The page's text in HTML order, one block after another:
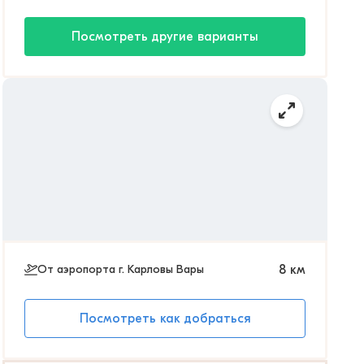
Посмотреть другие варианты
От аэропорта г. Карловы Вары 8 км
Посмотреть как добраться